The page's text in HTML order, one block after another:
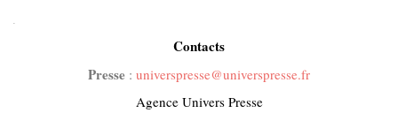
Contacts
Presse : universpresse@universpresse.fr
Agence Univers Presse